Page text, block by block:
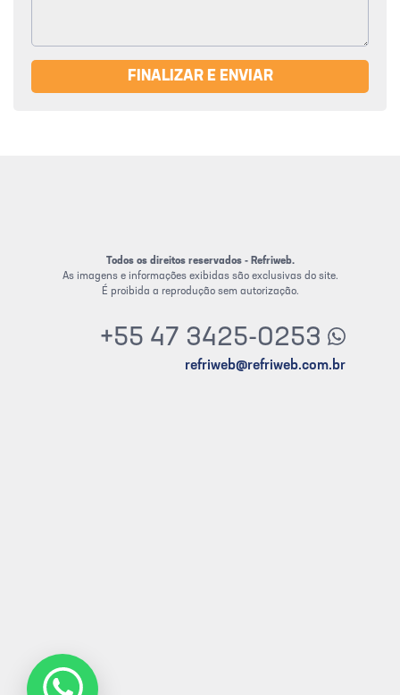
FINALIZAR E ENVIAR
Todos os direitos reservados - Refriweb.
As imagens e informações exibidas são exclusivas do site.
É proibida a reprodução sem autorização.
+55 47 3425-0253
refriweb@refriweb.com.br